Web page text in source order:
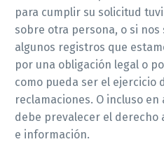
para cumplir su solicitud
sobre otra persona, o si
algunos registros que
por una obligación legal o
como pueda ser el ejercicio
reclamaciones. O incluso
debe prevalecer el derecho
e información.